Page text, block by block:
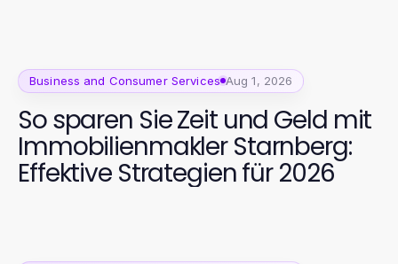
Business and Consumer Services Aug 1, 2026
So sparen Sie Zeit und Geld mit
Immobilienmakler Starnberg:
Effektive Strategien für 2026